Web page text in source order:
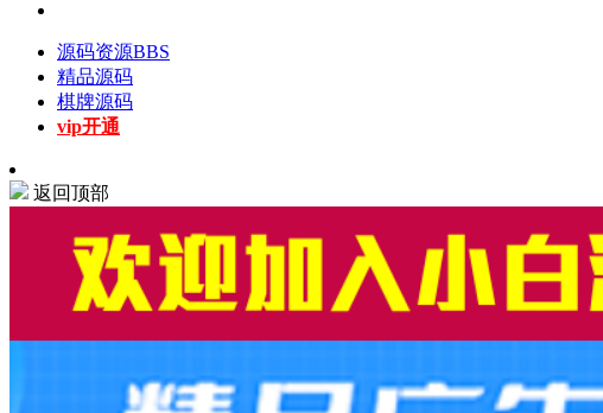
源码资源BBS
精品源码
棋牌源码
vip开通
返回顶部